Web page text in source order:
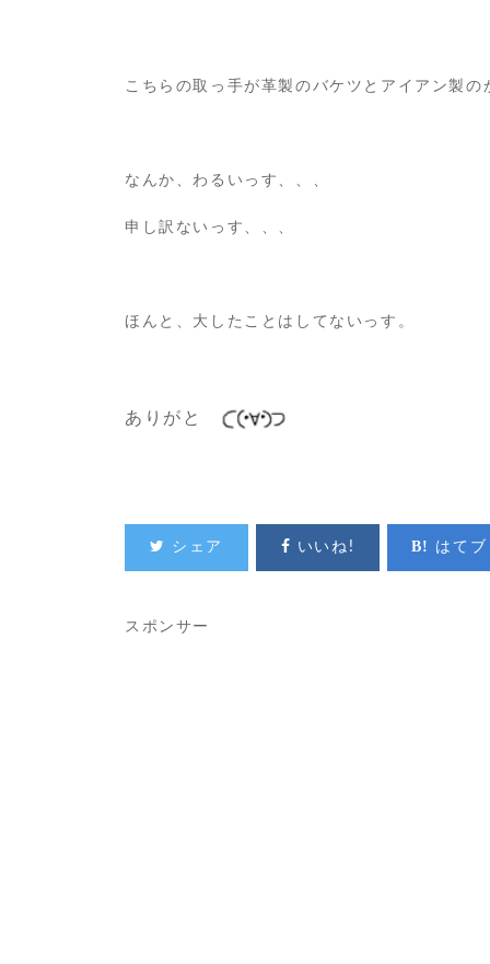
こちらの取っ手が革製のバケツとアイアン製の
なんか、わるいっす、、、
申し訳ないっす、、、
ほんと、大したことはしてないっす。
ありがと
シェア いいね! はてブ
スポンサー